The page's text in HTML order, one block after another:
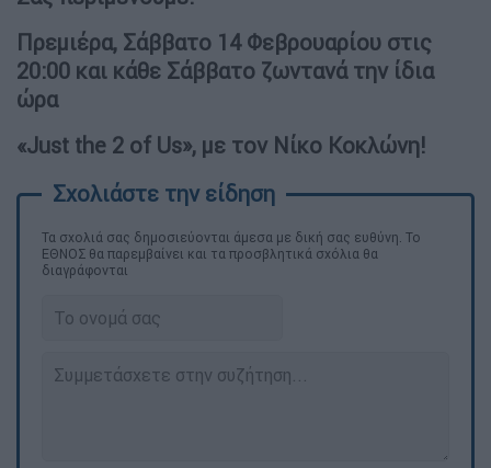
Πρεμιέρα, Σάββατο 14 Φεβρουαρίου στις
20:00 και κάθε Σάββατο ζωντανά την ίδια
ώρα
«Just the 2 of Us», με τον Νίκο Κοκλώνη!
Τα σχολιά σας δημοσιεύονται άμεσα με δική σας ευθύνη. Το
ΕΘΝΟΣ θα παρεμβαίνει και τα προσβλητικά σχόλια θα
διαγράφονται